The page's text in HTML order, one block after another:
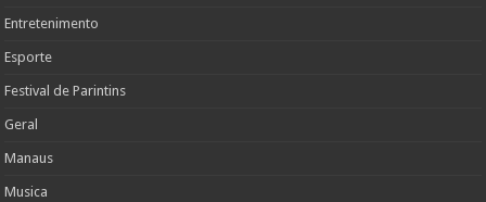
Entretenimento
Esporte
Festival de Parintins
Geral
Manaus
Musica